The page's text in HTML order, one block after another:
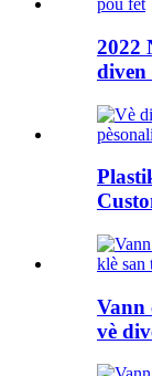
2022
diven
Vann
vè